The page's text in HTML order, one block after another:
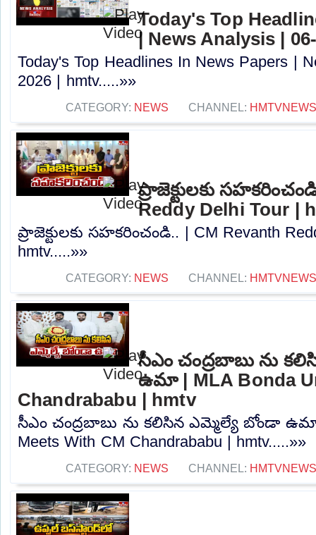
Today's Top
| News Analysis |
Today's Top Headlines In News Papers |
2026 | hmtv.....»»
CATEGORY: NEWS CHANNEL: HMTVNEWS
ప్రాజెక్టులకు
Reddy Delhi Tour |
ప్రాజెక్టులకు సహకరించండి.. | CM Revanth
hmtv.....»»
CATEGORY: NEWS CHANNEL: HMTVNEWS
సీఎం చంద్రబాబు ను
ఉమా | MLA Bonda
Chandrababu | hmtv
సీఎం చంద్రబాబు ను కలిసిన ఎమ్మెల్యే బోండా ఉమా
Meets With CM Chandrababu | hmtv.....»»
CATEGORY: NEWS CHANNEL: HMTVNEWS